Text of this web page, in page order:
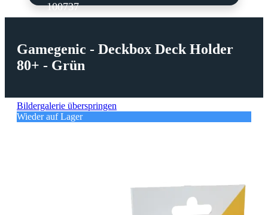
100737
Gamegenic - Deckbox Deck Holder
80+ - Grün
Bildergalerie überspringen
Wieder auf Lager